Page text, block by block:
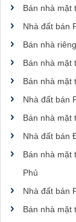
Bán nhà mặt
Nhà đất bán
Bán nhà
Bán nhà mặt
Bán nhà mặt
Nhà đất bán
Bán nhà mặt
Nhà đất bán
Bán nhà mặt
Phủ
Nhà đất bán
Bán nhà mặt